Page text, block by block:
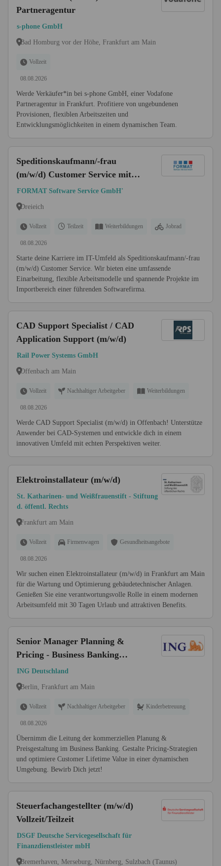
Partneragentur
s-phone GmbH
Bad Homburg vor der Höhe, Frankfurt am Main
Vollzeit
08.08.2026
Werde Verkäufer*in bei s-phone GmbH, einer Vodafone
Partneragentur in Frankfurt. Profitiere von ungebundenen
Provisionen, flexiblen Arbeitszeiten und
Entwicklungsmöglichkeiten in einem dynamischen Team.
Speditionskaufmann/-frau
(m/w/d) Customer Service mit
dem Schwerpunkt Import
FORMAT Software Service GmbH'
Dreieich
Vollzeit Teilzeit Weiterbildungen Jobrad
08.08.2026
Starte deine Karriere im IT-Umfeld als Speditionskaufmann/-frau
(m/w/d) Customer Service. Wir bieten eine umfassende
Einarbeitung, flexible Arbeitsmodelle und spannende Projekte im
Importbereich einer führenden Softwarefirma.
CAD Support Specialist / CAD
Application Support (m/w/d)
Rail Power Systems GmbH
Offenbach am Main
Vollzeit Nachhaltiger Arbeitgeber Weiterbildungen
08.08.2026
Werde CAD Support Specialist (m/w/d) in Offenbach! Unterstütze
Anwender bei CAD-Systemen und entwickle dich in einem
innovativen Umfeld mit echten Perspektiven weiter.
Elektroinstallateur (m/w/d)
St. Katharinen- und Weißfrauenstift - Stiftung
d. öffentl. Rechts
Frankfurt am Main
Vollzeit Firmenwagen Gesundheitsangebote
08.08.2026
Wir suchen einen Elektroinstallateur (m/w/d) in Frankfurt am Main
für die Wartung und Optimierung gebäudetechnischer Anlagen.
Genießen Sie eine verantwortungsvolle Rolle in einem modernen
Arbeitsumfeld mit 30 Tagen Urlaub und attraktiven Benefits.
Senior Manager Planning &
Pricing - Business Banking
(w/m/d)
ING Deutschland
Berlin, Frankfurt am Main
Vollzeit Nachhaltiger Arbeitgeber Kinderbetreuung
08.08.2026
Übernimm die Leitung der kommerziellen Planung &
Preisgestaltung im Business Banking. Gestalte Pricing-Strategien
und optimiere Customer Lifetime Value in einer dynamischen
Umgebung. Bewirb Dich jetzt!
Steuerfachangestellter (m/w/d)
Vollzeit/Teilzeit
DSGF Deutsche Servicegesellschaft für
Finanzdienstleister mbH
Bremerhaven, Merseburg, Nürnberg, Sulzbach (Taunus)